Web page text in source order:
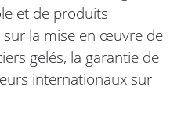
et de produits
sur la mise en œuvre de
gelés, la garantie de
internationaux sur